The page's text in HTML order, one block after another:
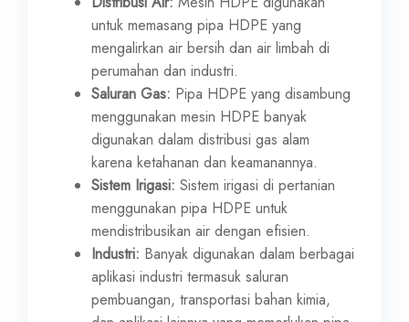
untuk memasang pipa HDPE yang
mengalirkan air bersih dan air limbah di
perumahan dan industri.
Saluran Gas: Pipa HDPE yang disambung
menggunakan mesin HDPE banyak
digunakan dalam distribusi gas alam
karena ketahanan dan keamanannya.
Sistem Irigasi: Sistem irigasi di pertanian
menggunakan pipa HDPE untuk
mendistribusikan air dengan efisien.
Industri: Banyak digunakan dalam berbagai
aplikasi industri termasuk saluran
pembuangan, transportasi bahan kimia,